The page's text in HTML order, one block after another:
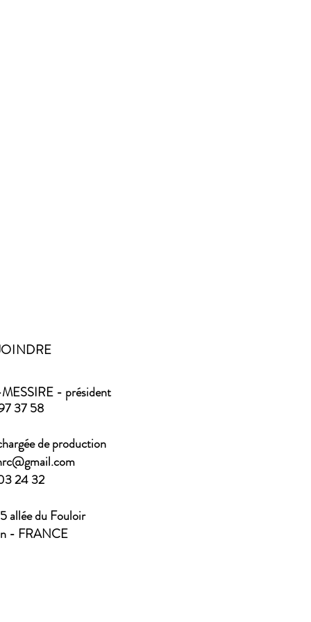
- président
37 58
de production
24 32
allée du Fouloir
- FRANCE